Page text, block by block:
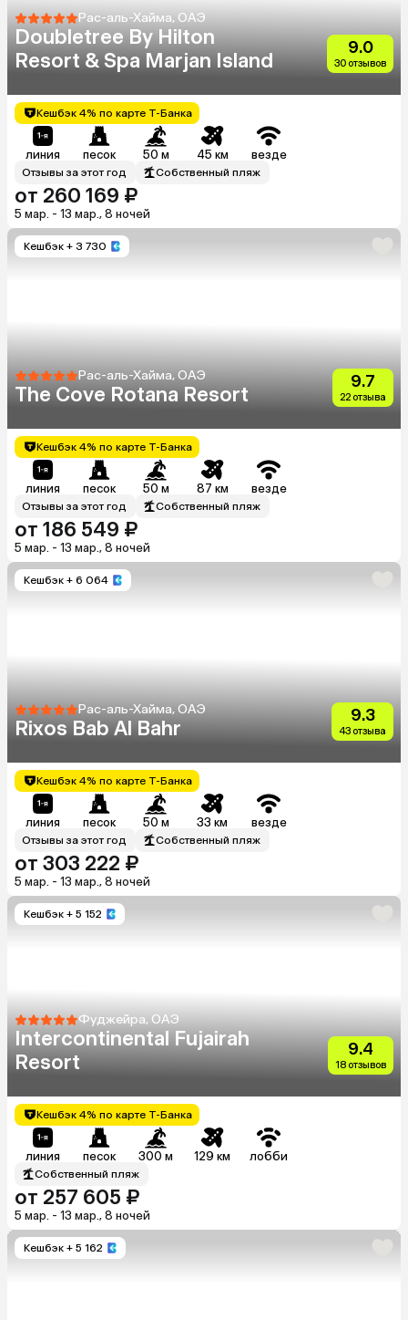
Рас-аль-Хайма, ОАЭ
Doubletree By Hilton
Resort & Spa Marjan Island
9.0
30 отзывов
Кешбэк 4% по карте Т-Банка
линия песок 50 м 45 км везде
Отзывы за этот год Собственный пляж
от 260 169 ₽
5 мар. - 13 мар., 8 ночей
Кешбэк + 3 730
Рас-аль-Хайма, ОАЭ
The Cove Rotana Resort
9.7
22 отзыва
Кешбэк 4% по карте Т-Банка
линия песок 50 м 87 км везде
Отзывы за этот год Собственный пляж
от 186 549 ₽
5 мар. - 13 мар., 8 ночей
Кешбэк + 6 064
Рас-аль-Хайма, ОАЭ
Rixos Bab Al Bahr
9.3
43 отзыва
Кешбэк 4% по карте Т-Банка
линия песок 50 м 33 км везде
Отзывы за этот год Собственный пляж
от 303 222 ₽
5 мар. - 13 мар., 8 ночей
Кешбэк + 5 152
Фуджейра, ОАЭ
Intercontinental Fujairah
Resort
9.4
18 отзывов
Кешбэк 4% по карте Т-Банка
линия песок 300 м 129 км лобби
Собственный пляж
от 257 605 ₽
5 мар. - 13 мар., 8 ночей
Кешбэк + 5 162